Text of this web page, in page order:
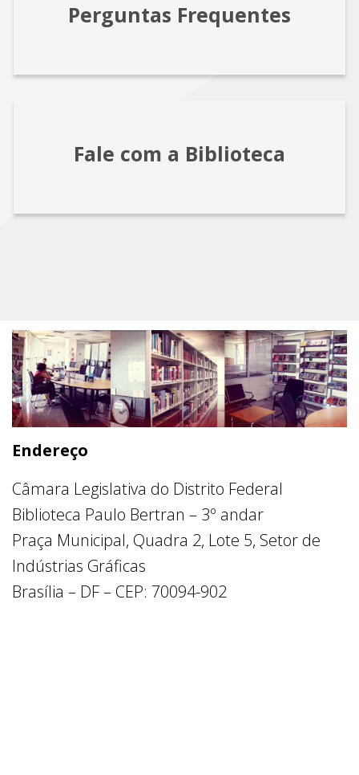
Perguntas Frequentes
Fale com a Biblioteca
Endereço
Câmara Legislativa do Distrito Federal
Biblioteca Paulo Bertran – 3º andar
Praça Municipal, Quadra 2, Lote 5, Setor de
Indústrias Gráficas
Brasília – DF – CEP: 70094-902